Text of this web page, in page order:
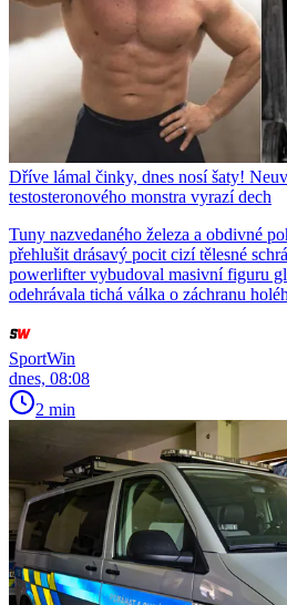
Dříve lámal činky, dnes nosí šaty!
testosteronového monstra vyrazí dech
Tuny nazvedaného železa a obdivné
přehlušit drásavý pocit cizí tělesné
powerlifter vybudoval masivní figuru
odehrávala tichá válka o záchranu
SportWin
dnes, 08:08
2 min